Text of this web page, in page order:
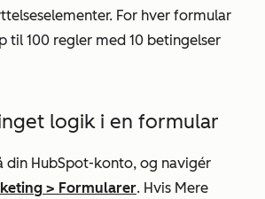
For hver formular
til 100 regler med 10 betingelser
logik i en formular
din HubSpot-konto, og navigér
> Formularer. Hvis Mere